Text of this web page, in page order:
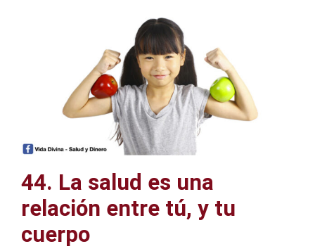
44. La salud es una
relación entre tú, y tu
cuerpo